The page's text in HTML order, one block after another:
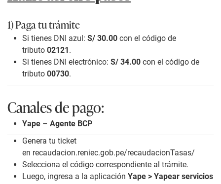
1) Paga tu trámite
Si tienes DNI azul: S/ 30.00 con el código de
tributo 02121 .
Si tienes DNI electrónico: S/ 34.00 con el código de
tributo 00730.
Canales de pago:
Yape – Agente BCP
Genera tu ticket
en recaudacion.reniec.gob.pe/recaudacionTasas/
Selecciona el código correspondiente al trámite.
Luego, ingresa a la aplicación Yape > Yapear servicios